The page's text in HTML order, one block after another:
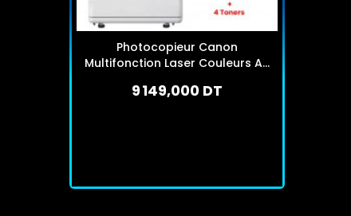
Photocopieur Canon
Multifonction Laser Couleurs A3
9 149,000 DT